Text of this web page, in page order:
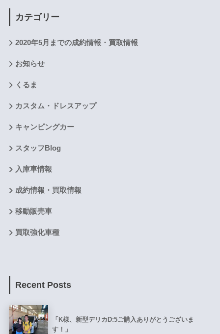
カテゴリー
2020年5月までの成約情報・買取情報
お知らせ
くるま
カスタム・ドレスアップ
キャンピングカー
スタッフBlog
入庫車情報
成約情報・買取情報
移動販売車
買取強化車種
Recent Posts
「K様、新型デリカD:5ご購入ありがとうございま
す！」